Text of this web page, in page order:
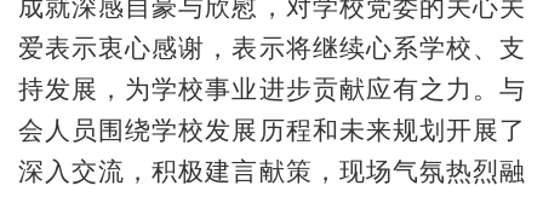
成就深感自豪与欣慰，对学校党委的关心关
爱表示衷心感谢，表示将继续心系学校、支
持发展，为学校事业进步贡献应有之力。与
会人员围绕学校发展历程和未来规划开展了
深入交流，积极建言献策，现场气氛热烈融